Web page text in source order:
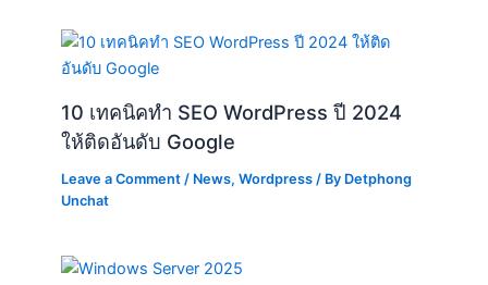
10 เทคนิคทำ SEO WordPress ปี 2024
ให้ติดอันดับ Google
Leave a Comment / News,Wordpress / By Detphong
Unchat